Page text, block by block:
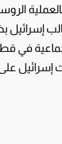
إسرائيل
في
إسرائيل